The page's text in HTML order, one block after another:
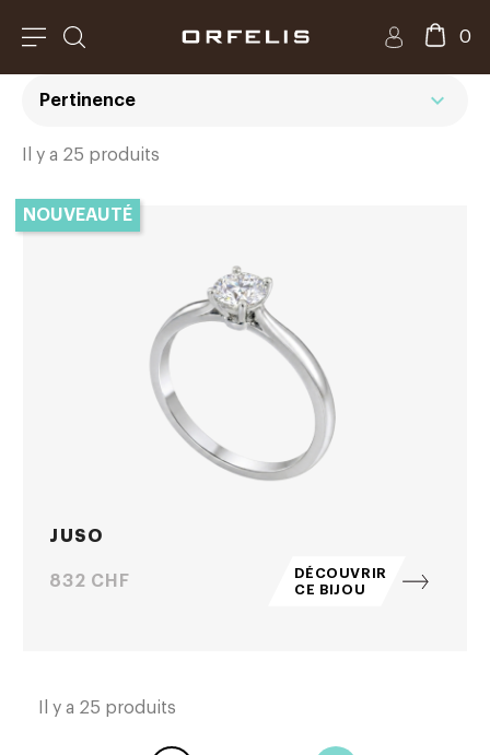
0
Pertinence expand_more
Il y a 25 produits
JUSO
Prix
832 CHF
DÉCOUVRIR
CE BIJOU
NOUVEAUTÉ
Il y a 25 produits